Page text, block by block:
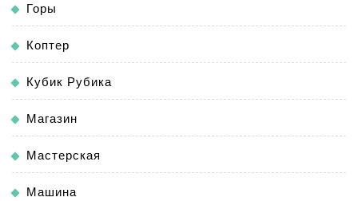
Горы
Коптер
Кубик Рубика
Магазин
Мастерская
Машина